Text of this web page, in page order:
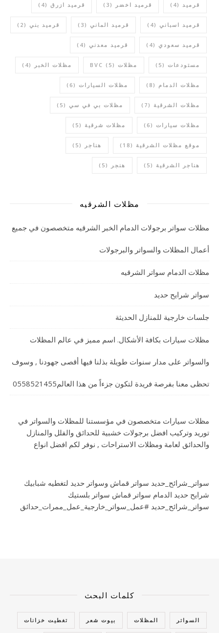
قرميد (4) قرميد اخضر (3) قرميد ازرق (4)
قرميد اسباني (4) قرميد الماني (3) قرميد بني (2)
قرميد سعودي (4) قرميد معدني (4)
مستودعات (5) مظلات BVC (5) مظلات الخبر (4)
مظلات الدمام (8) مظلات السيارات (6)
مظلات الشرقية (7) مظلات بي في سي (5)
مظلات سيارات (6) مظلات شرقية (5)
موقع مظلات الشرقية (18) هناجر (5)
هناجر الشرقية (5) هنجر (5)
مظلات الشرقيه
مظلات سواتر برجولات الدمام الخبر الشرقيه متخصصون في جميع
أعمال المظلات والسواتر والبرجولات
مظلات الدمام سواتر الشرقيه
سواتر شرايح حديد
جلسات خارجية للمنازل الحديثة
مظلات سيارات بكافة الأشكال. اسم مميز في عالم المظلات
والسواتر على مدار سنوات طويلة بذلنا فيها أقصى جهودنا , وسوف
تحظى معنا بفرصة فريدة لتكون جزءاً من هذا العالم0558521455
مظلات سيارات متخصصون في مؤسستنا للمظلات والسواتر في
توريد وتركيب افضل برجولات خشبية للحدائق والفلل والمنازل
والحدائق لعامة ومظلات الاستراحات , نوفر لكم افضل انواع
سواتر_شرائح_حديد سواتر قماش وسواتر حديد لتغطيه شبابيك
شرايح حديد الدمام سواتر قماش سواتر بلستيك
سواتر_شرائح_حديد #عمل_سواتر_خارجية_عمل_ممرات_حدائق
كلمات البحث
السواتر المظلات بيوت شعر تغطيت خزانات